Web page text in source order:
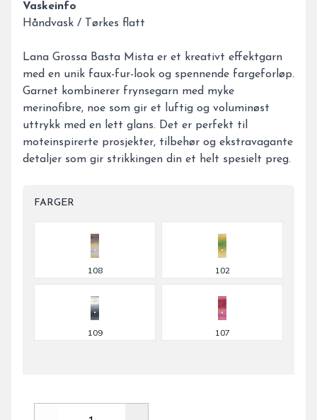
Vaskeinfo
Håndvask / Tørkes flatt
Lana Grossa Basta Mista er et kreativt effektgarn
med en unik faux-fur-look og spennende fargeforløp.
Garnet kombinerer frynsegarn med myke
merinofibre, noe som gir et luftig og voluminøst
uttrykk med en lett glans. Det er perfekt til
moteinspirerte prosjekter, tilbehør og ekstravagante
detaljer som gir strikkingen din et helt spesielt preg.
FARGER
Velg en FARGER
108 102
109 107